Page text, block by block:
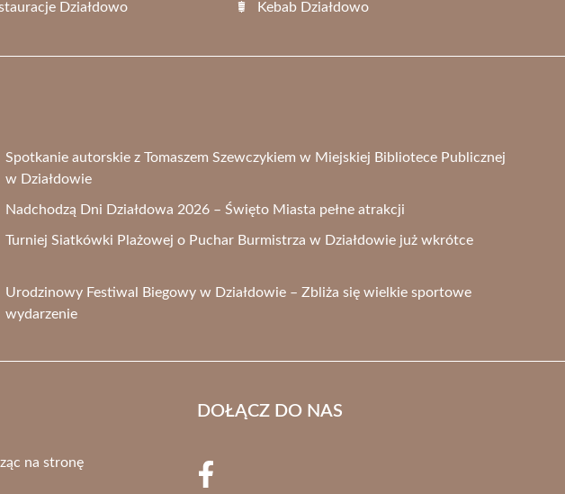
Działdowo Kebab Działdowo
Spotkanie autorskie z Tomaszem Szewczykiem w Miejskiej Bibliotece Publicznej
w Działdowie
Nadchodzą Dni Działdowa 2026 – Święto Miasta pełne atrakcji
Turniej Siatkówki Plażowej o Puchar Burmistrza w Działdowie już wkrótce
Urodzinowy Festiwal Biegowy w Działdowie – Zbliża się wielkie sportowe
wydarzenie
na stronę
DOŁĄCZ DO NAS